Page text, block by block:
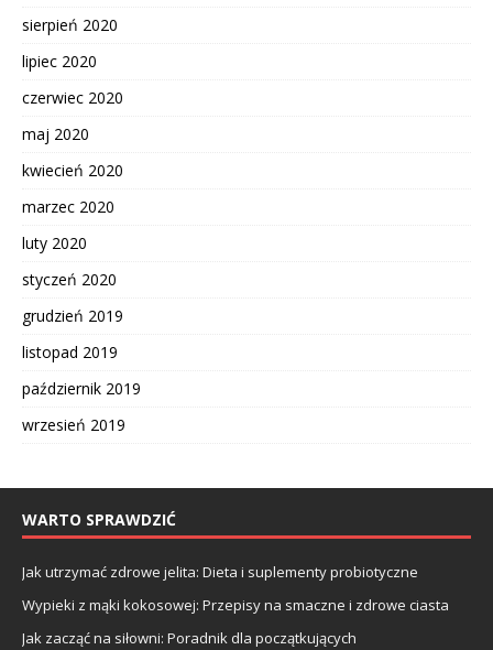
sierpień 2020
lipiec 2020
czerwiec 2020
maj 2020
kwiecień 2020
marzec 2020
luty 2020
styczeń 2020
grudzień 2019
listopad 2019
październik 2019
wrzesień 2019
WARTO SPRAWDZIĆ
Jak utrzymać zdrowe jelita: Dieta i suplementy probiotyczne
Wypieki z mąki kokosowej: Przepisy na smaczne i zdrowe ciasta
Jak zacząć na siłowni: Poradnik dla początkujących